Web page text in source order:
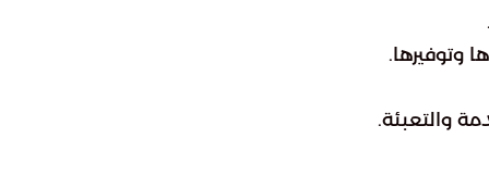
وتوفيرها.
والتعبئة.